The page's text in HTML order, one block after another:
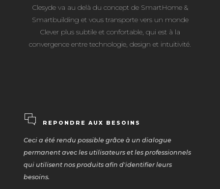
Clesyde va au delà du concept de SmartHome &
Smartbuilding et vous transporte vers un monde
Clever plus subtile et confortable, qui est à la
convergence entre technologie, design et intuitivité.
REPONDRE AUX BESOINS
Ceci a été rendu possible grâce à un dialogue
permanent avec les utilisateurs et les professionnels
qui utilisent nos produits afin d'identifier leurs
besoins.